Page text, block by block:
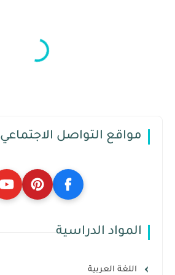
مواقع التواصل الاجتماعي
المواد الدراسية
اللغة العربية